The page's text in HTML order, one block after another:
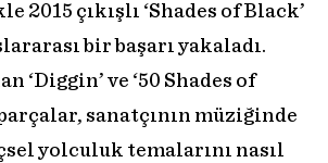
2015 çıkışlı ‘Shades of Black’
bir başarı yakaladı.
‘Diggin’ ve ‘50 Shades of
sanatçının müziğinde
yolculuk temalarını nasıl